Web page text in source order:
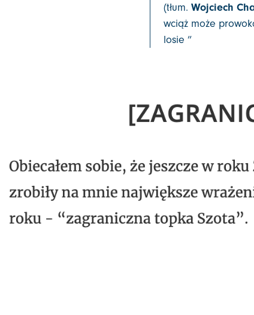
(tłum. Wojciech
wciąż może
losie ”